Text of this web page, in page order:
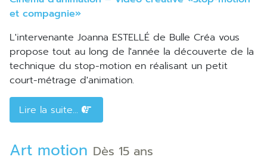
et compagnie»
L'intervenante Joanna ESTELLÉ de Bulle Créa vous
propose tout au long de l'année la découverte de la
technique du stop-motion en réalisant un petit
court-métrage d'animation.
Lire la suite...
Art motion Dès 15 ans